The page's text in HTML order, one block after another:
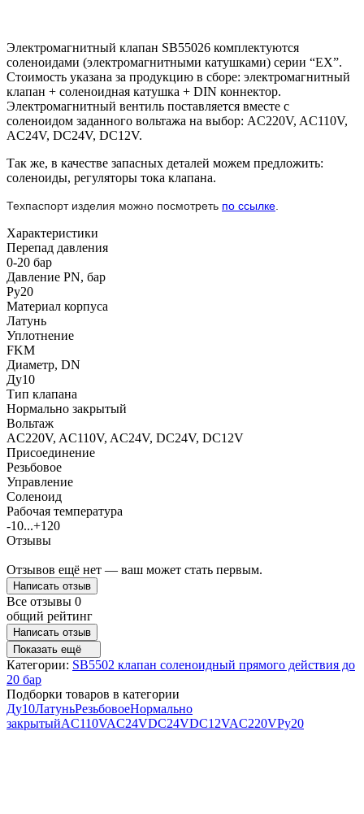
Электромагнитный клапан SB55026 комплектуются
соленоидами (электромагнитными катушками) серии “EX”.
Стоимость указана за продукцию в сборе: электромагнитный
клапан + соленоидная катушка + DIN коннектор.
Электромагнитный вентиль поставляется вместе с
соленоидом заданного вольтажа на выбор: AC220V, AC110V,
AC24V, DC24V, DC12V.
Так же, в качестве запасных деталей можем предложить:
соленоиды, регуляторы тока клапана.
Техпаспорт изделия можно посмотреть по ссылке
Характеристики
Перепад давления
0-20 бар
Давление PN, бар
Ру20
Материал корпуса
Латунь
Уплотнение
FKM
Диаметр, DN
Ду10
Тип клапана
Нормально закрытый
Вольтаж
AC220V, AC110V, AC24V, DC24V, DC12V
Присоединение
Резьбовое
Управление
Соленоид
Рабочая температура
-10...+120
Отзывы
Отзывов ещё нет — ваш может стать первым.
Написать отзыв
Все отзывы 0
общий рейтинг
Написать отзыв
Показать ещё
Категории: SB5502 клапан соленоидный прямого действия до
20 бар
Подборки товаров в категории
Ду10ЛатуньРезьбовоеНормально
закрытыйAC110VAC24VDC24VDC12VAC220VРу20